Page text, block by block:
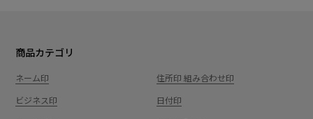
商品カテゴリ
ネーム印
住所印 組み合わせ印
ビジネス印
日付印